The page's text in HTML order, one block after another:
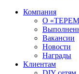
Компания
О
Вакансии
Новости
Награды
Клиентам